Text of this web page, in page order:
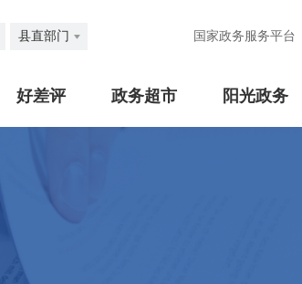
县直部门 国家政务服务平台
好差评 政务超市 阳光政务